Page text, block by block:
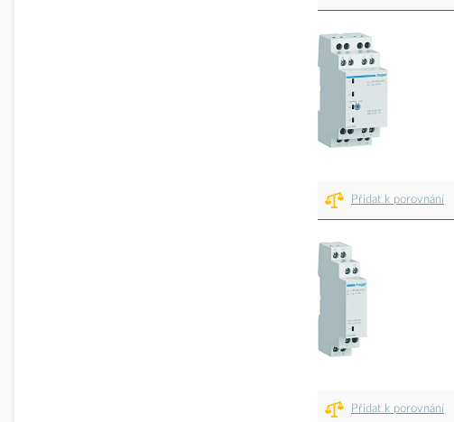
Přidat k porovnání
Přidat k porovnání